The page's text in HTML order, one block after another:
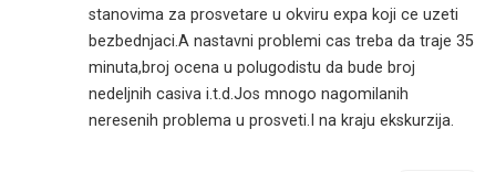
stanovima za prosvetare u okviru expa koji ce uzeti
bezbednjaci.A nastavni problemi cas treba da traje 35
minuta,broj ocena u polugodistu da bude broj
nedeljnih casiva i.t.d.Jos mnogo nagomilanih
neresenih problema u prosveti.I na kraju ekskurzija.